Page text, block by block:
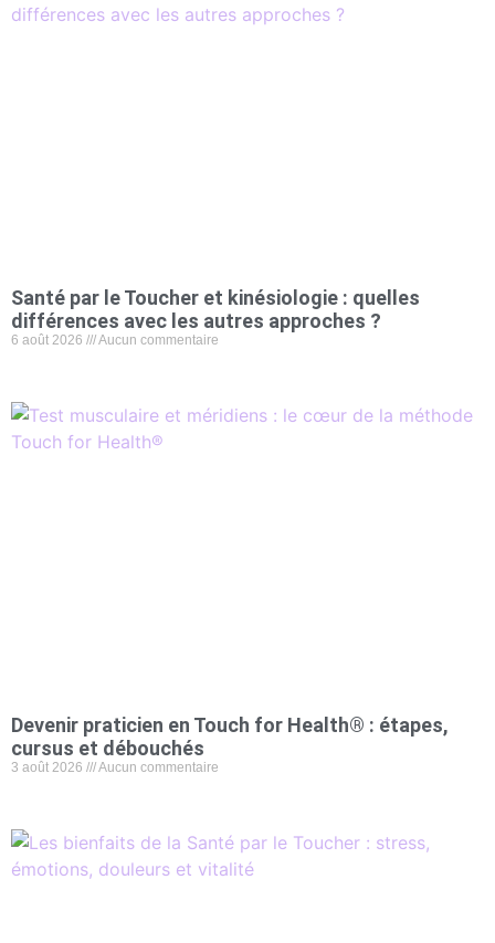
Santé par le Toucher et kinésiologie : quelles
différences avec les autres approches ?
6 août 2026 Aucun commentaire
Devenir praticien en Touch for Health® : étapes,
cursus et débouchés
3 août 2026 Aucun commentaire